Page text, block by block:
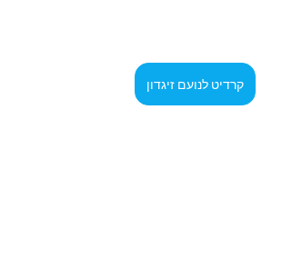
קרדיט לנועם זיגדון